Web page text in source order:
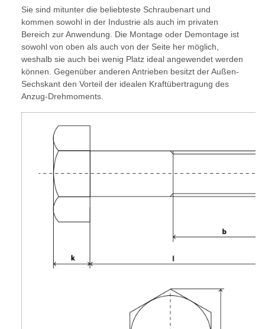
Sie sind mitunter die beliebteste Schraubenart und
kommen sowohl in der Industrie als auch im privaten
Bereich zur Anwendung. Die Montage oder Demontage ist
sowohl von oben als auch von der Seite her möglich,
weshalb sie auch bei wenig Platz ideal angewendet werden
können. Gegenüber anderen Antrieben besitzt der Außen-
Sechskant den Vorteil der idealen Kraftübertragung des
Anzug-Drehmoments.